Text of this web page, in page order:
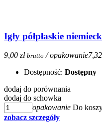
Igły półpłaskie
9,00 zł brutto / opakowanie
Dostępność: Dostępny
dodaj do porównania
dodaj do schowka
opakowanie Do
zobacz szczegóły